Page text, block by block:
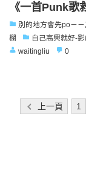
《一首Punk歌
別的地方會先po－
欄
自己高興就好-影
waitingliu
0
上一頁 1